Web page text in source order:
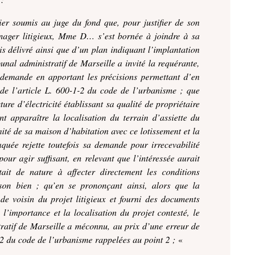
soumis au juge du fond que, pour justifier de son
litigieux, Mme D… s’est bornée à joindre à sa
délivré ainsi que d’un plan indiquant l’implantation
administratif de Marseille a invité la requérante,
en apportant les précisions permettant d’en
l’article L. 600-1-2 du code de l’urbanisme ; que
d’électricité établissant sa qualité de propriétaire
apparaître la localisation du terrain d’assiette du
de sa maison d’habitation avec ce lotissement et la
rejette toutefois sa demande pour irrecevabilité
agir suffisant, en relevant que l’intéressée aurait
de nature à affecter directement les conditions
bien ; qu’en se prononçant ainsi, alors que la
voisin du projet litigieux et fourni des documents
et la localisation du projet contesté, le
de Marseille a méconnu, au prix d’une erreur de
du code de l’urbanisme rappelées au point 2 ; «